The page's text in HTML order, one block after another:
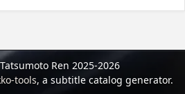
Ren 2025-2026
tools, a subtitle catalog generator.